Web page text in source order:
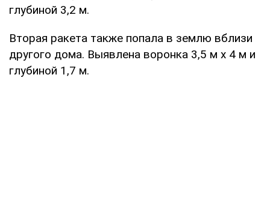
глубиной 3,2 м.
Вторая ракета также попала в землю вблизи
другого дома. Выявлена воронка 3,5 м х 4 м и
глубиной 1,7 м.